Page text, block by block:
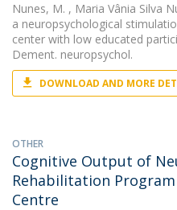
Nunes, M. , Maria Vânia Silva
a neuropsychological
center with low educated
Dement. neuropsychol.
DOWNLOAD AND MORE
OTHER
Cognitive Output of
Rehabilitation
Centre